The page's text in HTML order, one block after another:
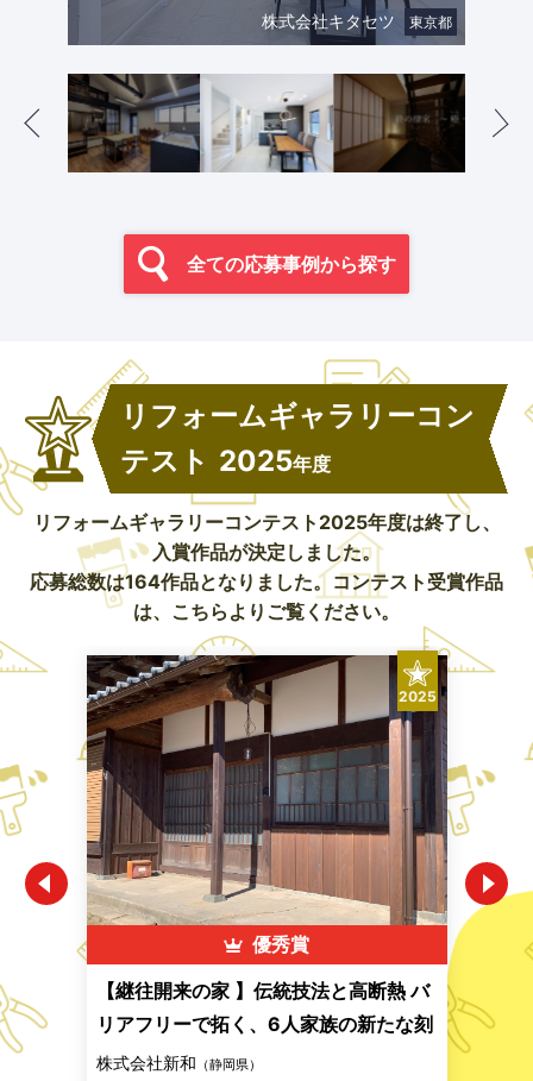
モダンにまとめたリノベーション。
株式会社キタセツ 東京都
全ての応募事例から探す
リフォームギャラリーコン
テスト 2025年度
リフォームギャラリーコンテスト2025年度は終了し、
入賞作品が決定しました。
応募総数は164作品となりました。コンテスト受賞作品
は、こちらよりご覧ください。
2025
優秀賞
【継往開来の家 】伝統技法と高断熱 バ
リアフリーで拓く、6人家族の新たな刻
株式会社新和 （静岡県）
家